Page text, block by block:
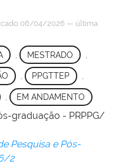
06/04/2026 — última
MESTRADO
, PPGTTEP ,
EM ANDAMENTO
graduação - PRPPG/
Pesquisa e Pós-
2